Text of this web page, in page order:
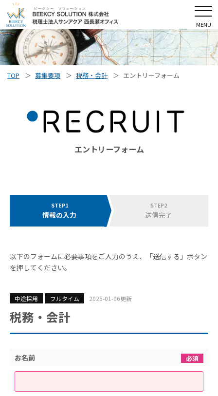
MENU
TOP 募集要項 税務・会計 エントリーフォーム
エントリーフォーム
STEP1
情報の入力
STEP2
送信完了
以下のフォームに必要事項をご入力のうえ、「送信する」ボタン
を押してください。
中途採用 フルタイム 2025-01-06更新
税務・会計
お名前 必須